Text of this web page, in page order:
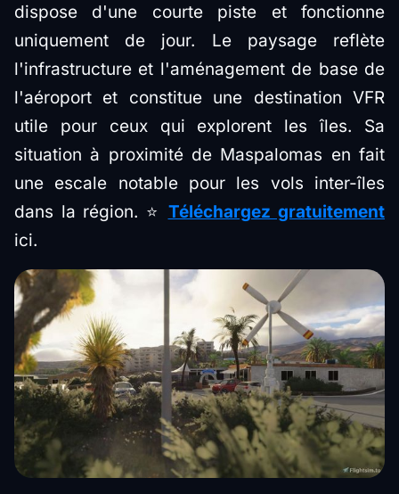
dispose d'une courte piste et fonctionne
uniquement de jour. Le paysage reflète
l'infrastructure et l'aménagement de base de
l'aéroport et constitue une destination VFR
utile pour ceux qui explorent les îles. Sa
situation à proximité de Maspalomas en fait
une escale notable pour les vols inter-îles
dans la région. ⭐ Téléchargez gratuitement
ici.